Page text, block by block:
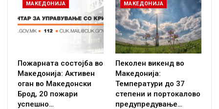
МАКЕДОНИЈА
Пожарната состојба во
Македонија: Активен
оган во Македонски
Брод, 20 пожари
успешно…
МАКЕДОНИЈА
Пеколен викенд во
Македонија:
Температури до 37
степени и портокалово
предупредување…